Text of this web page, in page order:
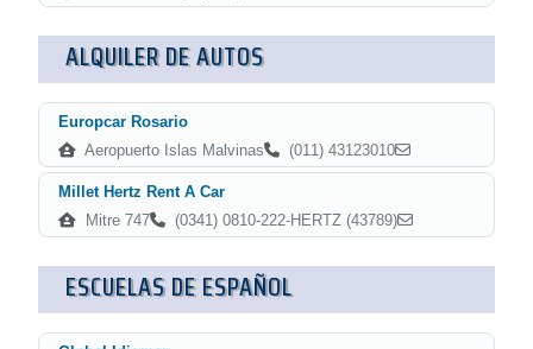
ALQUILER DE AUTOS
Europcar Rosario
Aeropuerto Islas Malvinas
(011) 43123010
Millet Hertz Rent A Car
Mitre 747
(0341) 0810-222-HERTZ (43789)
ESCUELAS DE ESPAÑOL